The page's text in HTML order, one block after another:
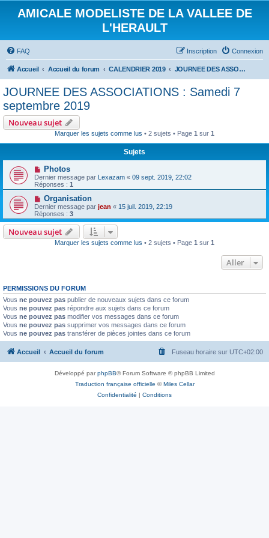
AMICALE MODELISTE DE LA VALLEE DE
L'HERAULT
FAQ Connexion
Inscription
Accueil Accueil du forum CALENDRIER 2019 JOURNEE DES ASSOCIATIONS : Samedi 7 septembre 2019
JOURNEE DES ASSOCIATIONS : Samedi 7
septembre 2019
Nouveau sujet
Marquer les sujets comme lus • 2 sujets • Page 1 sur 1
Sujets
Photos
Dernier message par Lexazam « 09 sept. 2019, 22:02
Réponses : 1
Organisation
Dernier message par jean « 15 juil. 2019, 22:19
Réponses : 3
Nouveau sujet
Marquer les sujets comme lus • 2 sujets • Page 1 sur 1
Aller
PERMISSIONS DU FORUM
Vous ne pouvez pas publier de nouveaux sujets dans ce forum
Vous ne pouvez pas répondre aux sujets dans ce forum
Vous ne pouvez pas modifier vos messages dans ce forum
Vous ne pouvez pas supprimer vos messages dans ce forum
Vous ne pouvez pas transférer de pièces jointes dans ce forum
Accueil Accueil du forum Fuseau horaire sur UTC+02:00
Développé parphpBB® Forum Software © phpBB Limited
Traduction française officielle ©Miles Cellar
Confidentialité | Conditions